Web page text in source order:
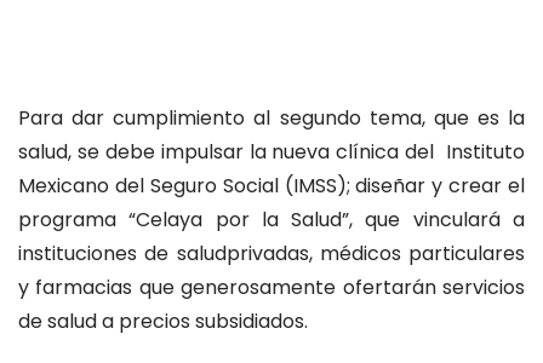
Para dar cumplimiento al segundo tema, que es la
salud, se debe impulsar la nueva clínica del Instituto
Mexicano del Seguro Social (IMSS); diseñar y crear el
programa “Celaya por la Salud”, que vinculará a
instituciones de saludprivadas, médicos particulares
y farmacias que generosamente ofertarán servicios
de salud a precios subsidiados.